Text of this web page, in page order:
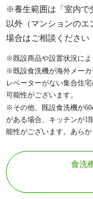
※養生範囲は「室内で
以外（マンションの
場合はご相談ください
※既設商品や設置状況によ
※既設食洗機が海外メーカ
レベーターがない集合住
可能性がございます。
※その他、既設食洗機が
がある場合、キッチンが1
能性がございます。あらか
食洗